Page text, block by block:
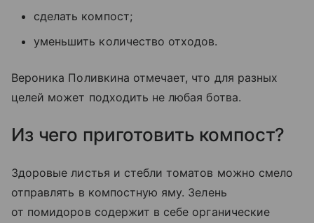
сделать компост;
уменьшить количество отходов.
Вероника Поливкина отмечает, что для разных
целей может подходить не любая ботва.
Из чего приготовить компост?
Здоровые листья и стебли томатов можно смело
отправлять в компостную яму. Зелень
от помидоров содержит в себе органические